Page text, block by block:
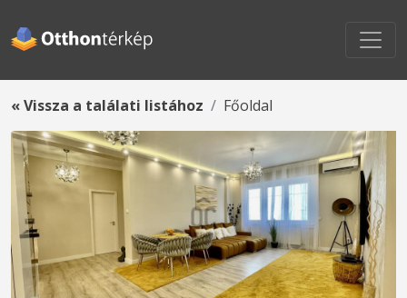
« Vissza a találati listához Főoldal